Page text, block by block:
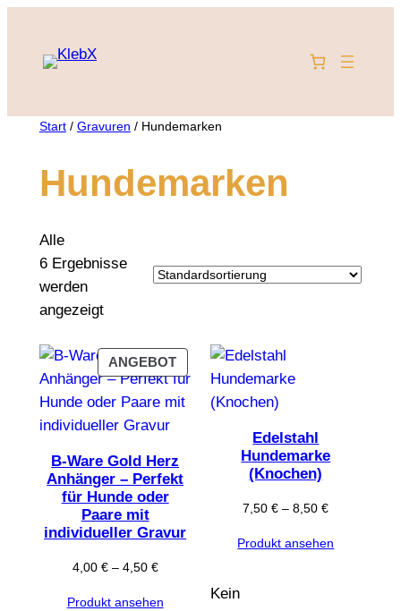
springen
Start/ Gravuren / Hundemarken
Hundemarken
Alle
6 Ergebnisse
werden
angezeigt
ANGEBOTPRODUKT
IM
ANGEBOT
B-Ware Gold Herz
Anhänger – Perfekt
für Hunde oder
Paare mit
individueller Gravur
4,00 €– 4,50 €
Produkt ansehen
Edelstahl
Hundemarke
(Knochen)
7,50€ –8,50€
Produkt ansehen
Kein